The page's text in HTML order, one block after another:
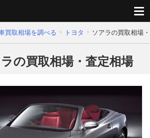
買取相場を調べる トヨタ ソアラの買取相場
の買取相場・査定相場